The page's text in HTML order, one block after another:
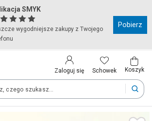
SMYK
wygodniejsze zakupy z Twojego
Pobierz
Zaloguj się Schowek Koszyk
Kraj i język
dostarczymy na teren wybranego kraju.